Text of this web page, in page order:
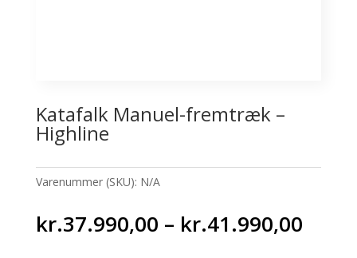
Katafalk Manuel-fremtræk –
Highline
Varenummer (SKU): N/A
kr.37.990,00 – kr.41.990,00